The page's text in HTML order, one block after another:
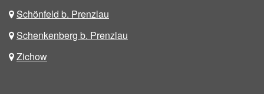
Schönfeld b. Prenzlau
Schenkenberg b. Prenzlau
Zichow